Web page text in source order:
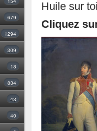
679
1294
309
18
834
43
40
Huile sur
Cliquez